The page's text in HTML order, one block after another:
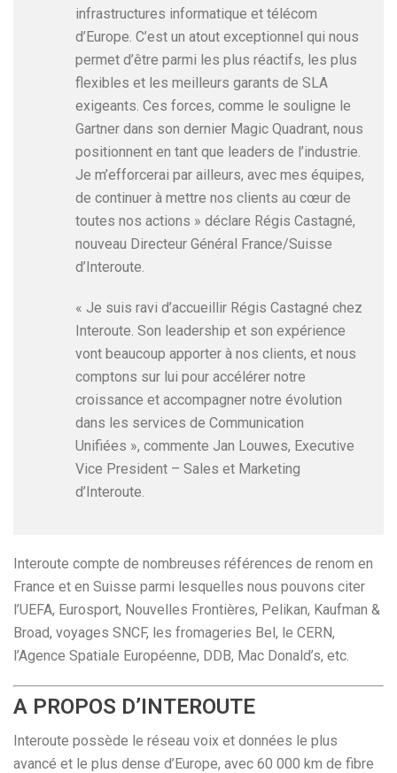
infrastructures informatique et télécom
d’Europe. C’est un atout exceptionnel qui nous
permet d’être parmi les plus réactifs, les plus
flexibles et les meilleurs garants de SLA
exigeants. Ces forces, comme le souligne le
Gartner dans son dernier Magic Quadrant, nous
positionnent en tant que leaders de l’industrie.
Je m’efforcerai par ailleurs, avec mes équipes,
de continuer à mettre nos clients au cœur de
toutes nos actions » déclare Régis Castagné,
nouveau Directeur Général France/Suisse
d’Interoute.
« Je suis ravi d’accueillir Régis Castagné chez
Interoute. Son leadership et son expérience
vont beaucoup apporter à nos clients, et nous
comptons sur lui pour accélérer notre
croissance et accompagner notre évolution
dans les services de Communication
Unifiées », commente Jan Louwes, Executive
Vice President – Sales et Marketing
d’Interoute.
Interoute compte de nombreuses références de renom en
France et en Suisse parmi lesquelles nous pouvons citer
l’UEFA, Eurosport, Nouvelles Frontières, Pelikan, Kaufman &
Broad, voyages SNCF, les fromageries Bel, le CERN,
l’Agence Spatiale Européenne, DDB, Mac Donald’s, etc.
A PROPOS D’INTEROUTE
Interoute possède le réseau voix et données le plus
avancé et le plus dense d’Europe, avec 60 000 km de fibre